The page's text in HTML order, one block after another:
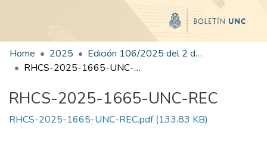
Home 2025
Edición 106/2025 del 2 de diciembre de 2025
RHCS-2025-1665-UNC-REC
RHCS-2025-1665-UNC-REC
RHCS-2025-1665-UNC-REC.pdf(133.83 KB)